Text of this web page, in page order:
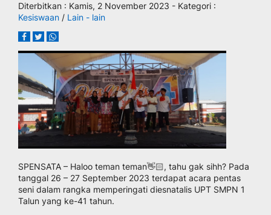
Diterbitkan : Kamis, 2 November 2023 - Kategori :
Kesiswaan / Lain - lain
SPENSATA – Haloo teman teman👋🏻, tahu gak sihh? Pada
tanggal 26 – 27 September 2023 terdapat acara pentas
seni dalam rangka memperingati diesnatalis UPT SMPN 1
Talun yang ke-41 tahun.